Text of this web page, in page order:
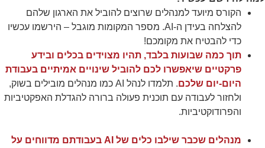
הקורס מיועד למנהלים שרוצים להוביל את הארגון שלהם
להצלחה בעידן ה-AI. מספר המקומות מוגבל – הירשמו עכשיו
כדי להבטיח את מקומכם!
תוך כמה שבועות בלבד, תהיו מצוידים בכלים ובידע
פרקטיים שיאפשרו לכם להוביל שינויים אמיתיים בעבודת
היום-יום שלכם
. תלמדו לנהל AI כמו מנהלים מובילים בשוק,
ולחזור לעבודה עם תוכנית פעולה ברורה להגדלת האפקטיביות
והפרודוקטיביות.
מנהלים שכבר שילבו כלים של AI בעבודתם מדווחים על
Cookie
אלו, חלק
מהפונקציות
עשויות
להיעלם.
שיווקי
תחומי